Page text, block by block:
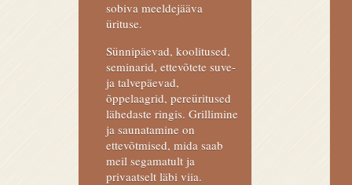
sobiva meeldejääva
ürituse.
Sünnipäevad, koolitused,
seminarid, ettevõtete suve-
ja talvepäevad,
õppelaagrid, pereüritused
lähedaste ringis. Grillimine
ja saunatamine on
ettevõtmised, mida saab
meil segamatult ja
privaatselt läbi viia.